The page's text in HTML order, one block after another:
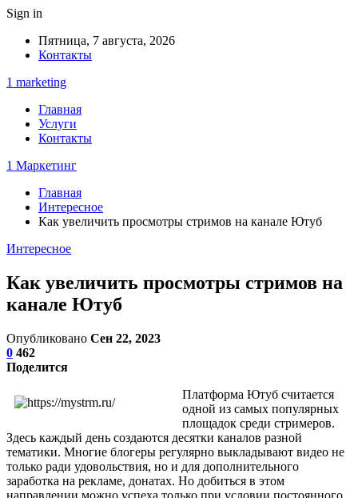
Sign in
Пятница, 7 августа, 2026
Контакты
1 marketing
Главная
Услуги
Контакты
1 Маркетинг
Главная
Интересное
Как увеличить просмотры стримов на канале Ютуб
Интересное
Как увеличить просмотры стримов на
канале Ютуб
Опубликовано Сен 22, 2023
0 462
Поделится
Платформа Ютуб считается
одной из самых популярных
площадок среди стримеров.
Здесь каждый день создаются десятки каналов разной
тематики. Многие блогеры регулярно выкладывают видео не
только ради удовольствия, но и для дополнительного
заработка на рекламе, донатах. Но добиться в этом
направлении можно успеха только при условии постоянного